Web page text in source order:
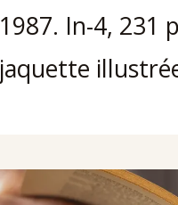
1987. In-4, 231
jaquette